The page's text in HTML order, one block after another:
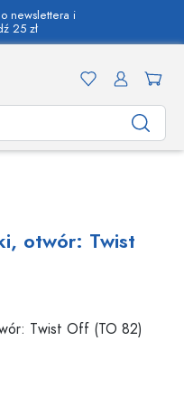
newslettera i
25 zł
otwór: Twist